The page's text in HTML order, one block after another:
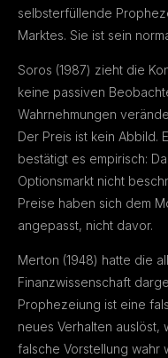
selbsterfüllende
Marktes. Sie ist sein
Soros (1987) zieht die
keine passiven
Wahrnehmungen
Der Preis ist kein Abbild.
bestätigt es empirisch:
Optionsmarkt nicht
Preise haben sich dem
angepasst, nicht davor.
Merton (1948) hatte die
Finanzwissenschaft
Prophezeiung ist eine
neues Verhalten
falsche Vorstellung wahr